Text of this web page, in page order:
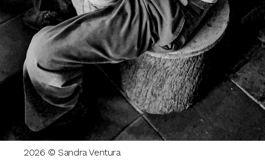
2026 © Sandra Ventura